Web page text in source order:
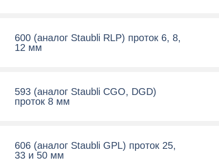
600 (aналог Staubli RLP) проток 6, 8,
12 мм
593 (аналог Staubli CGO, DGD)
проток 8 мм
606 (аналог Staubli GPL) проток 25,
33 и 50 мм